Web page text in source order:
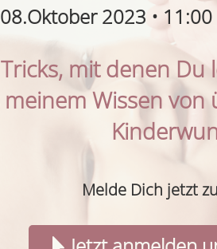
08.Oktober 2023 •
mit denen
Wissen
Melde Dich jetzt